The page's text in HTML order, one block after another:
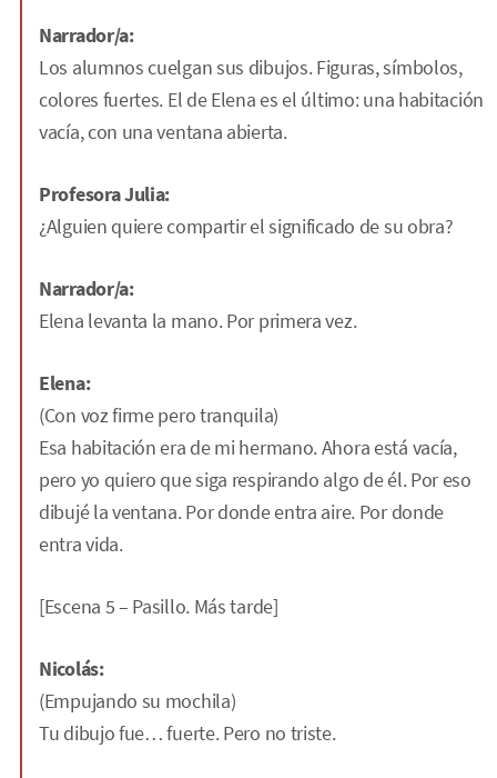
Narrador/a:
Los alumnos cuelgan sus dibujos. Figuras, símbolos,
colores fuertes. El de Elena es el último: una habitación
vacía, con una ventana abierta.
Profesora Julia:
¿Alguien quiere compartir el significado de su obra?
Narrador/a:
Elena levanta la mano. Por primera vez.
Elena:
(Con voz firme pero tranquila)
Esa habitación era de mi hermano. Ahora está vacía,
pero yo quiero que siga respirando algo de él. Por eso
dibujé la ventana. Por donde entra aire. Por donde
entra vida.
[Escena 5 – Pasillo. Más tarde]
Nicolás:
(Empujando su mochila)
Tu dibujo fue… fuerte. Pero no triste.